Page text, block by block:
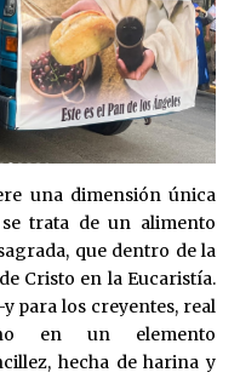
una dimensión única
trata de un alimento
que dentro de la
Cristo en la Eucaristía.
para los creyentes, real
en un elemento
hecha de harina y